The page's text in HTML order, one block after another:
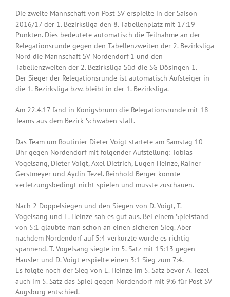
Die zweite Mannschaft von Post SV erspielte in der Saison
2016/17 der 1. Bezirksliga den 8. Tabellenplatz mit 17:19
Punkten. Dies bedeutete automatisch die Teilnahme an der
Relegationsrunde gegen den Tabellenzweiten der 2. Bezirksliga
Nord die Mannschaft SV Nordendorf 1 und den
Tabellenzweiten der 2. Bezirksliga Süd die SG Dösingen 1.
Der Sieger der Relegationsrunde ist automatisch Aufsteiger in
die 1. Bezirksliga bzw. bleibt in der 1. Bezirksliga.
Am 22.4.17 fand in Königsbrunn die Relegationsrunde mit 18
Teams aus dem Bezirk Schwaben statt.
Das Team um Routinier Dieter Voigt startete am Samstag 10
Uhr gegen Nordendorf mit folgender Aufstellung: Tobias
Vogelsang, Dieter Voigt, Axel Dietrich, Eugen Heinze, Rainer
Gerstmeyer und Aydin Tezel. Reinhold Berger konnte
verletzungsbedingt nicht spielen und musste zuschauen.
Nach 2 Doppelsiegen und den Siegen von D. Voigt, T.
Vogelsang und E. Heinze sah es gut aus. Bei einem Spielstand
von 5:1 glaubte man schon an einen sicheren Sieg. Aber
nachdem Nordendorf auf 5:4 verkürzte wurde es richtig
spannend. T. Vogelsang siegte im 5. Satz mit 15:13 gegen
Häusler und D. Voigt erspielte einen 3:1 Sieg zum 7:4.
Es folgte noch der Sieg von E. Heinze im 5. Satz bevor A. Tezel
auch im 5. Satz das Spiel gegen Nordendorf mit 9:6 für Post SV
Augsburg entschied.